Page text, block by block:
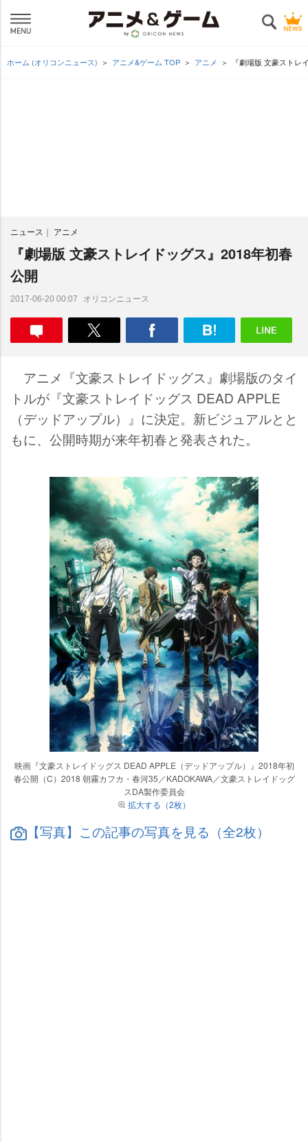
ホーム (オリコンニュース) アニメ&ゲーム TOP アニメ 『劇場版 文豪ストレ
ニュース アニメ
『劇場版 文豪ストレイドッグス』2018年初春
公開
2017-06-20 00:07 オリコンニュース
アニメ『文豪ストレイドッグス』劇場版のタイ
トルが『文豪ストレイドッグス DEAD APPLE
（デッドアップル）』に決定。新ビジュアルとと
もに、公開時期が来年初春と発表された。
映画『文豪ストレイドッグス DEAD APPLE（デッドアップル）』2018年初
春公開（C）2018 朝霧カフカ・春河35／KADOKAWA／文豪ストレイドッグ
スDA製作委員会
拡大する（2枚）
【写真】この記事の写真を見る（全2枚）